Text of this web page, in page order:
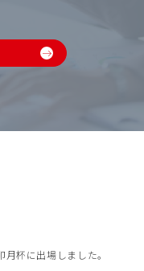
月杯に出場しました。